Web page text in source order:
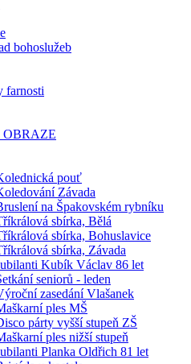
bohoslužeb
farnosti
OBRAZE
pouť
Závada
na Špakovském rybníku
sbírka, Bělá
sbírka, Bohuslavice
sbírka, Závada
Kubík Václav 86 let
seniorů - leden
zasedání Vlašanek
ples MŠ
párty vyšší stupeň ZŠ
ples nižší stupeň
Planka Oldřich 81 let